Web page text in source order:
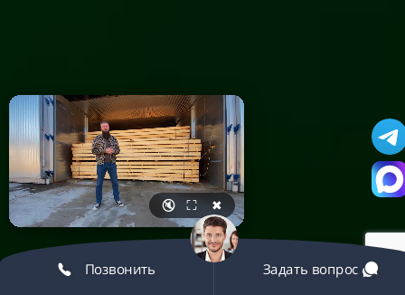
🔇 ⛶ ✖
Позвонить Задать вопрос